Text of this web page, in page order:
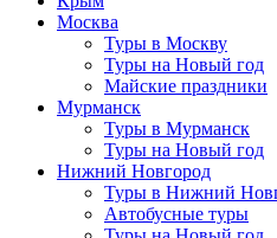
Москва
Туры в Москву
Туры на Новый год
Майские праздники
Мурманск
Туры в Мурманск
Туры на Новый год
Нижний Новгород
Туры в Нижний
Автобусные туры